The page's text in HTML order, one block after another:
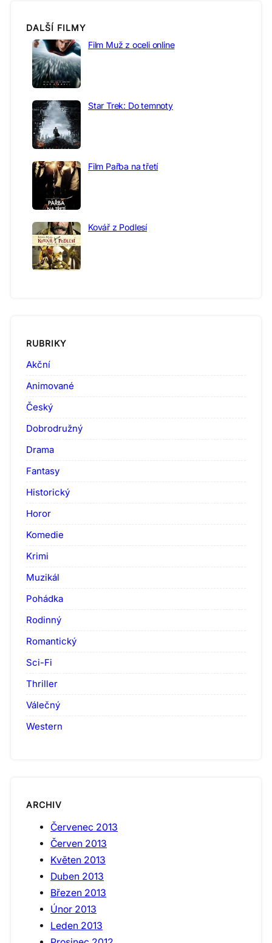
DALŠÍ FILMY
Film Muž z oceli online
Star Trek: Do temnoty
Film Pařba na třetí
Kovář z Podlesí
RUBRIKY
Akční
Animované
Český
Dobrodružný
Drama
Fantasy
Historický
Horor
Komedie
Krimi
Muzikál
Pohádka
Rodinný
Romantický
Sci-Fi
Thriller
Válečný
Western
ARCHIV
Červenec 2013
Červen 2013
Květen 2013
Duben 2013
Březen 2013
Únor 2013
Leden 2013